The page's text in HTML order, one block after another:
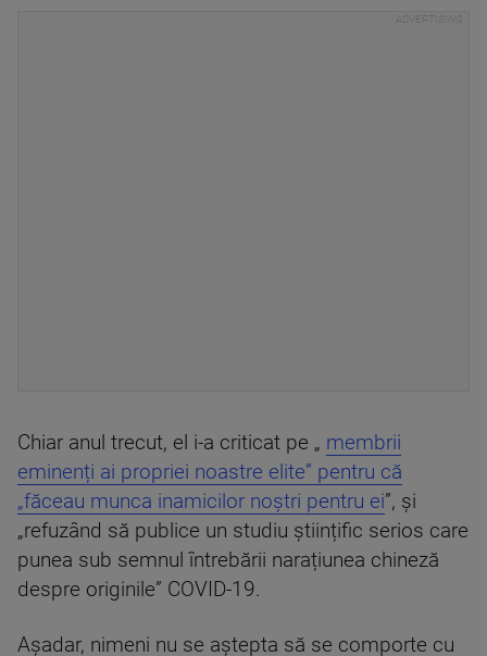
Chiar anul trecut, el i-a criticat pe „ membrii
eminenți ai propriei noastre elite” pentru că
„făceau munca inamicilor noștri pentru ei”, și
„refuzând să publice un studiu științific serios care
punea sub semnul întrebării narațiunea chineză
despre originile” COVID-19.
Așadar, nimeni nu se aștepta să se comporte cu